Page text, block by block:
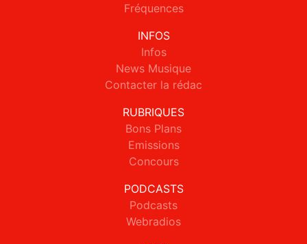
Fréquences
INFOS
Infos
News Musique
Contacter la rédac
RUBRIQUES
Bons Plans
Emissions
Concours
PODCASTS
Podcasts
Webradios